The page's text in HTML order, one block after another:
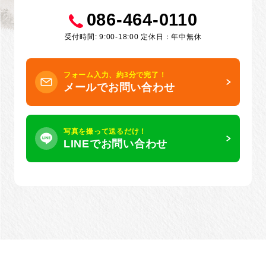
086-464-0110
受付時間: 9:00-18:00 定休日：年中無休
フォーム入力、約3分で完了！
メールでお問い合わせ
写真を撮って送るだけ！
LINEでお問い合わせ